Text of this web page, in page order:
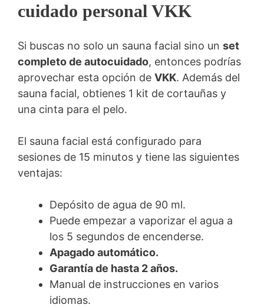
cuidado personal VKK
Si buscas no solo un sauna facial sino un set
completo de autocuidado, entonces podrías
aprovechar esta opción de VKK. Además del
sauna facial, obtienes 1 kit de cortauñas y
una cinta para el pelo.
El sauna facial está configurado para
sesiones de 15 minutos y tiene las siguientes
ventajas:
Depósito de agua de 90 ml.
Puede empezar a vaporizar el agua a
los 5 segundos de encenderse.
Apagado automático.
Garantía de hasta 2 años.
Manual de instrucciones en varios
idiomas.